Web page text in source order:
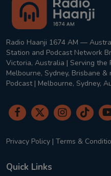
Radio Haanji 1674 AM —
Station and Podcast Network
Victoria, Australia | Serving the
Melbourne, Sydney, Brisbane
Podcast | Melbourne, Sydney,
Privacy Policy | Terms &
Quick Links